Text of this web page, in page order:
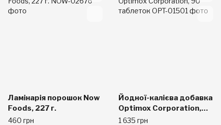
Ламінарія порошок Now
Foods, 227 г.
460 грн
Йодної-калієва добавка
Optimox Corporation,
90 таблеток
1 635 грн